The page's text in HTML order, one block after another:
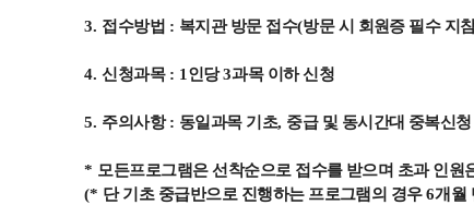
3. 접수방법 : 복지관 방문 접수(방문 시 회원증 필수 지
4.신청과목 : 1 인당3과목 이하 신청
5. 주의사항: 동일과목 기초, 중급 및 동시간대 중복신
* 모든프로그램은 선착순으로 접수를 받으며 초과 인
(* 단 기초 중급반으로 진행하는 프로그램의 경우6개월